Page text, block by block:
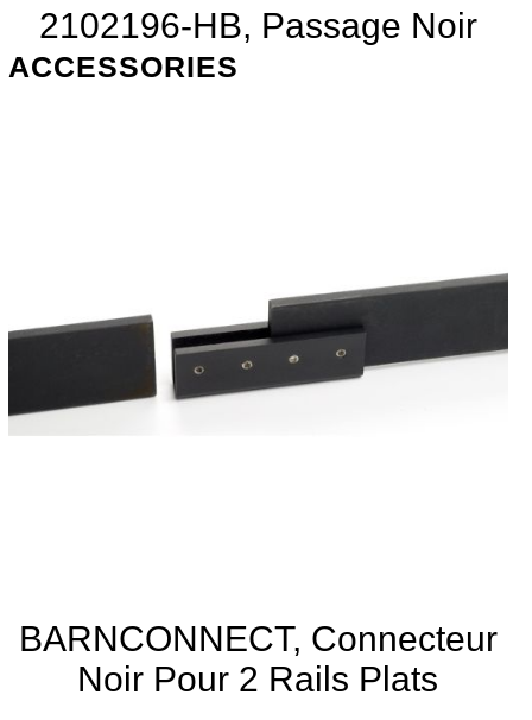
2102196-HB, Passage Noir
ACCESSORIES
BARNCONNECT, Connecteur
Noir Pour 2 Rails Plats